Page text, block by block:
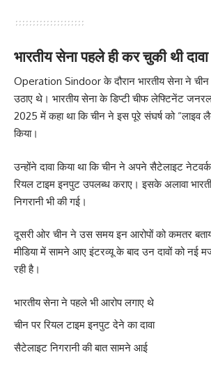
भारतीय सेना पहले ही कर चुकी थी दावा
Operation Sindoor के दौरान भारतीय सेना ने चीन
उठाए थे। भारतीय सेना के डिप्टी चीफ लेफ्टिनेंट
2025 में कहा था कि चीन ने इस पूरे संघर्ष को “लाइव
किया।
उन्होंने दावा किया था कि चीन ने अपने सैटेलाइट
रियल टाइम इनपुट उपलब्ध कराए। इसके अलावा
निगरानी भी की गई।
दूसरी ओर चीन ने उस समय इन आरोपों को कमतर
मीडिया में सामने आए इंटरव्यू के बाद उन दावों को नई
रही है।
भारतीय सेना ने पहले भी आरोप लगाए थे
चीन पर रियल टाइम इनपुट देने का दावा
सैटेलाइट निगरानी की बात सामने आई